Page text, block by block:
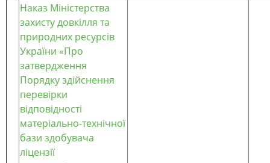
Наказ Міністерства
захисту довкілля та
природних ресурсів
України «Про
затвердження
Порядку здійснення
перевірки
відповідності
матеріально-технічної
бази здобувача
ліцензії